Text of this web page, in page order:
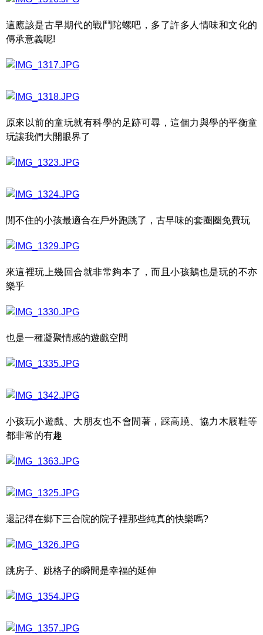
這應該是古早期代的戰鬥陀螺吧，多了許多人情味和文化的
傳承意義呢!
原來以前的童玩就有科學的足跡可尋，這個力與學的平衡童
玩讓我們大開眼界了
閒不住的小孩最適合在戶外跑跳了，古早味的套圈圈免費玩
來這裡玩上幾回合就非常夠本了，而且小孩鵝也是玩的不亦
樂乎
也是一種凝聚情感的遊戲空間
小孩玩小遊戲、大朋友也不會閒著，踩高蹺、協力木屐鞋等
都非常的有趣
還記得在鄉下三合院的院子裡那些純真的快樂嗎?
跳房子、跳格子的瞬間是幸福的延伸